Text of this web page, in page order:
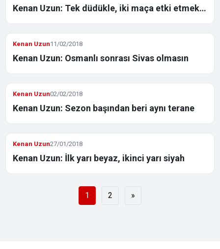
Kenan Uzun: Tek düdükle, iki maça etki etmek…
Kenan Uzun11/02/2018
Kenan Uzun: Osmanlı sonrası Sivas olmasın
Kenan Uzun02/02/2018
Kenan Uzun: Sezon başından beri aynı terane
Kenan Uzun27/01/2018
Kenan Uzun: İlk yarı beyaz, ikinci yarı siyah
1 2 »